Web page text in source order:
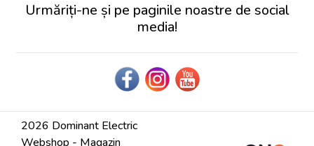
Urmăriți-ne și pe paginile noastre de social
media!
2026 Dominant Electric
Webshop - Magazin